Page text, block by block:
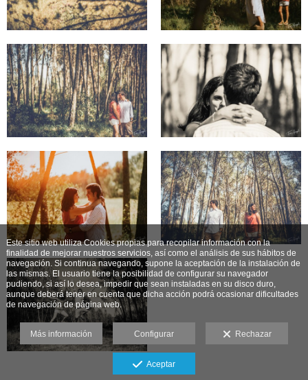
Este sitio web utiliza Cookies propias para recopilar información con la
finalidad de mejorar nuestros servicios, así como el análisis de sus hábitos de
navegación. Si continua navegando, supone la aceptación de la instalación de
las mismas. El usuario tiene la posibilidad de configurar su navegador
pudiendo, si así lo desea, impedir que sean instaladas en su disco duro,
aunque deberá tener en cuenta que dicha acción podrá ocasionar dificultades
de navegación de página web.
Más información Configurar Rechazar
Aceptar